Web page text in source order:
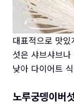
대표적으로 맛
섯은 샤브샤브
낮아 다이어트
노루궁뎅이버